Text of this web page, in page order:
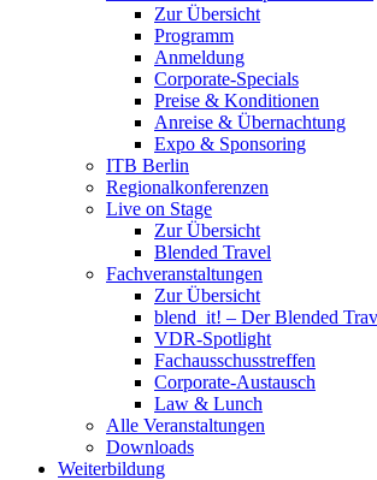
Zur Übersicht
Programm
Anmeldung
Corporate-Specials
Preise & Konditionen
Anreise & Übernachtung
Expo & Sponsoring
ITB Berlin
Regionalkonferenzen
Live on Stage
Zur Übersicht
Blended Travel
Fachveranstaltungen
Zur Übersicht
blend_it! – Der Blended
VDR-Spotlight
Fachausschusstreffen
Corporate-Austausch
Law & Lunch
Alle Veranstaltungen
Downloads
Weiterbildung